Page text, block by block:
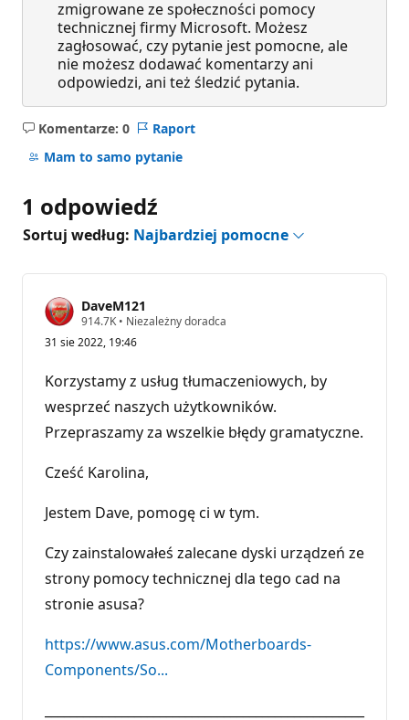
zmigrowane ze społeczności pomocy
technicznej firmy Microsoft. Możesz
zagłosować, czy pytanie jest pomocne, ale
nie możesz dodawać komentarzy ani
odpowiedzi, ani też śledzić pytania.
Komentarze: 0
Brak
komentarzy
Raport
Mam to samo pytanie
1 odpowiedź
Sortuj według: Najbardziej pomocne
DaveM121
914.7K P
n
t
y
r
e
p
a
i
• Niezależny doradca
31 sie 2022, 19:46
Korzystamy z usług tłumaczeniowych, by
wesprzeć naszych użytkowników.
Przepraszamy za wszelkie błędy gramatyczne.
Cześć Karolina,
Jestem Dave, pomogę ci w tym.
Czy zainstalowałeś zalecane dyski urządzeń ze
strony pomocy technicznej dla tego cad na
stronie asusa?
https://www.asus.com/Motherboards-
Components/So...